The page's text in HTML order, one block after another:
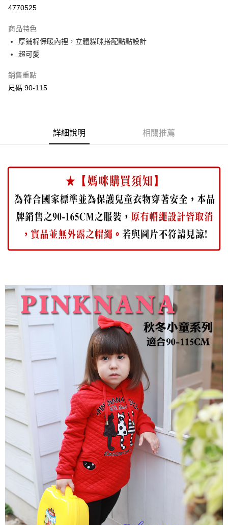
Apple Pay
Google Pay
ATM付款
每筆NT$80，滿NT$2,000(含以上)免運費
每筆NT$80，滿NT$2,000(含以上)免運費
每筆NT$80，滿NT$2,000(含以上)免運費
付款後7-11取貨
每筆NT$80，滿NT$2,000(含以上)免運費
宅配
4770525
商品特色
厚鋪棉保暖內裡，立體貓咪搭配點點設計
超可愛
銷售重點
尺碼:90-115
詳細說明 相關推薦